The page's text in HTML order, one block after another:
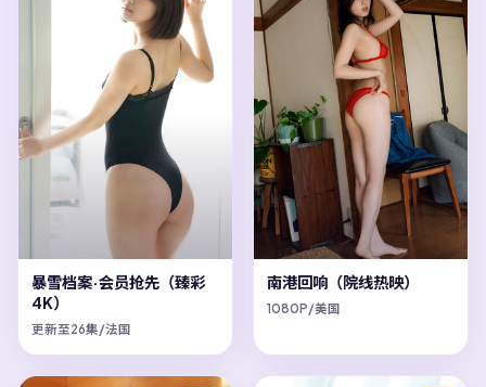
暴雪档案·会员抢先（臻彩
4K）
更新至26集/法国
南港回响（院线热映）
1080P/美国